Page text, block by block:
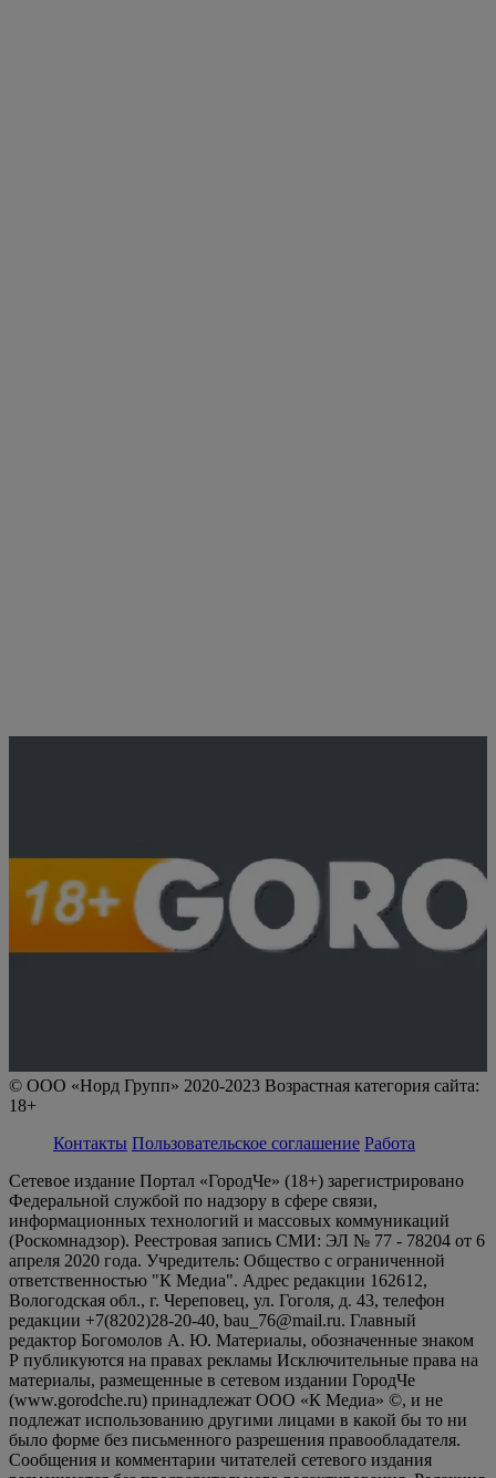
© ООО «Норд Групп» 2020-2023 Возрастная категория сайта:
18+
Контакты Пользовательское соглашение Работа
Сетевое издание Портал «ГородЧе» (18+) зарегистрировано
Федеральной службой по надзору в сфере связи,
информационных технологий и массовых коммуникаций
(Роскомнадзор). Реестровая запись СМИ: ЭЛ № 77 - 78204 от 6
апреля 2020 года. Учредитель: Общество с ограниченной
ответственностью "К Медиа". Адрес редакции 162612,
Вологодская обл., г. Череповец, ул. Гоголя, д. 43, телефон
редакции +7(8202)28-20-40, bau_76@mail.ru. Главный
редактор Богомолов А. Ю. Материалы, обозначенные знаком
Р публикуются на правах рекламы Исключительные права на
материалы, размещенные в сетевом издании ГородЧе
(www.gorodche.ru) принадлежат ООО «К Медиа» ©, и не
подлежат использованию другими лицами в какой бы то ни
было форме без письменного разрешения правообладателя.
Сообщения и комментарии читателей сетевого издания